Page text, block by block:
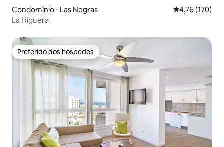
Condomínio ⋅ Las Negras 4,76 de uma
4,76 (170)
La Higuera
Preferido dos hóspedes
Preferido dos hóspedes